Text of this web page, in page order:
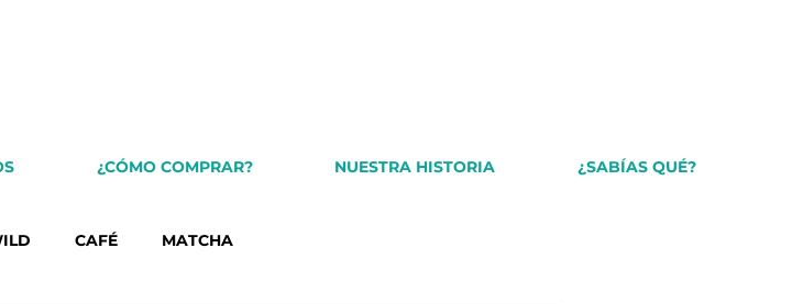
¿CÓMO COMPRAR? NUESTRA HISTORIA ¿SABÍAS QUÉ?
CAFÉ MATCHA